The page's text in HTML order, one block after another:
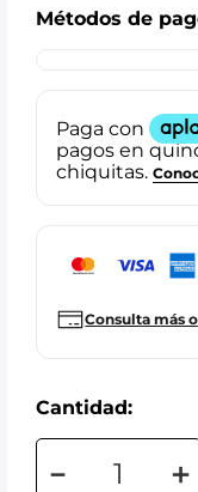
Métodos de
Consulta más
Cantidad:
＋
－